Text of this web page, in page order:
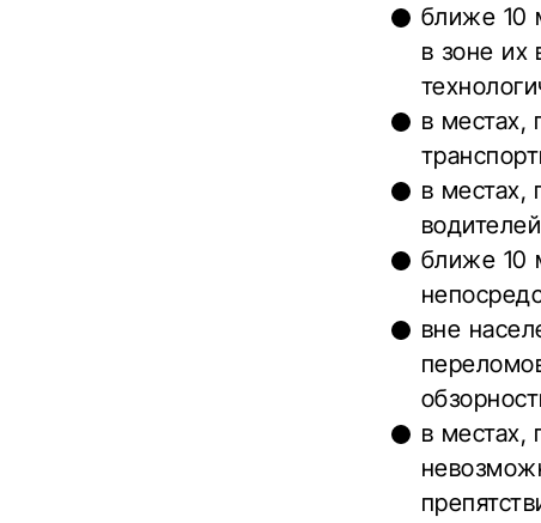
ближе 10
в зоне их
в местах,
в местах,
ближе 10
вне
в местах,